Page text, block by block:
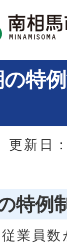
特
更新日
特例
業員